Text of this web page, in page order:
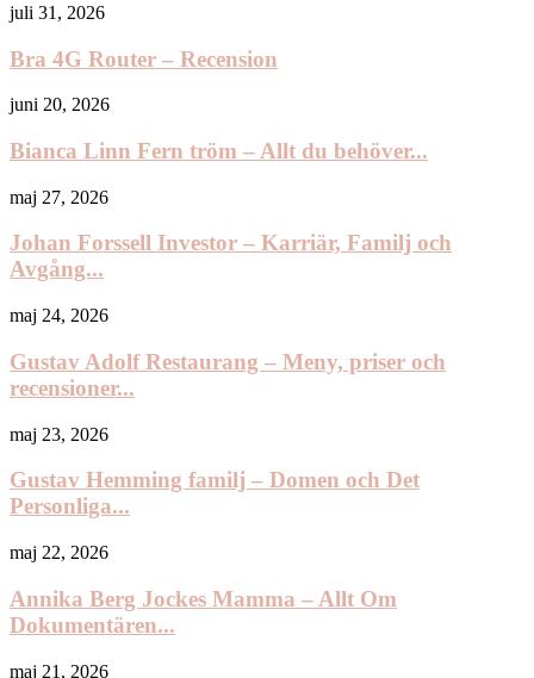
juli 31, 2026
Bra 4G Router – Recension
juni 20, 2026
Bianca Linn Fern tröm – Allt du behöver...
maj 27, 2026
Johan Forssell Investor – Karriär, Familj och
Avgång...
maj 24, 2026
Gustav Adolf Restaurang – Meny, priser och
recensioner...
maj 23, 2026
Gustav Hemming familj – Domen och Det
Personliga...
maj 22, 2026
Annika Berg Jockes Mamma – Allt Om
Dokumentären...
maj 21, 2026